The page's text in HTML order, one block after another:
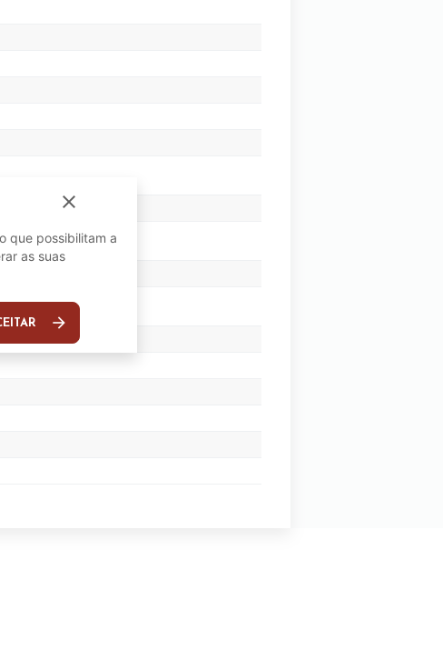
close
que possibilitam a
as suas
arrow_forward